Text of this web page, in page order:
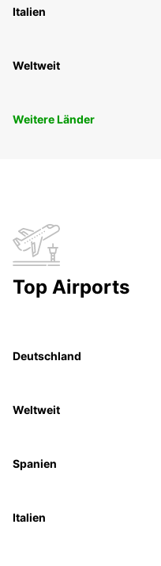
Italien
Weltweit
Weitere Länder
Top Airports
Deutschland
Weltweit
Spanien
Italien